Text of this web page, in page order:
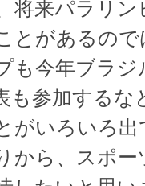
将来パラリ
とがあるの
も今年ブラ
も参加する
がいろいろ
から、スポ